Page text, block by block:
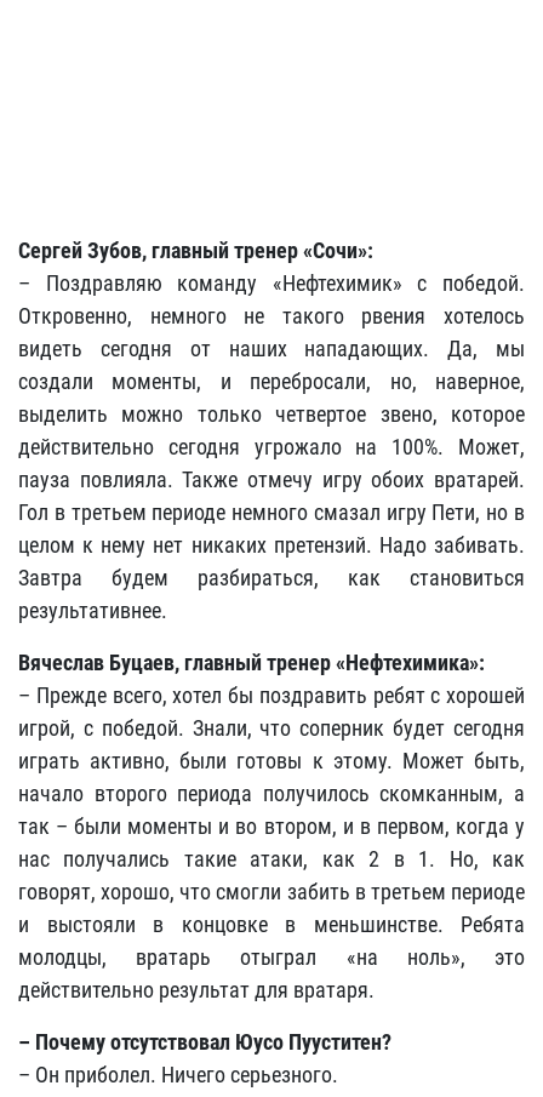
Сергей Зубов, главный тренер «Сочи»:
– Поздравляю команду «Нефтехимик» с победой.
Откровенно, немного не такого рвения хотелось
видеть сегодня от наших нападающих. Да, мы
создали моменты, и перебросали, но, наверное,
выделить можно только четвертое звено, которое
действительно сегодня угрожало на 100%. Может,
пауза повлияла. Также отмечу игру обоих вратарей.
Гол в третьем периоде немного смазал игру Пети, но в
целом к нему нет никаких претензий. Надо забивать.
Завтра будем разбираться, как становиться
результативнее.
Вячеслав Буцаев, главный тренер «Нефтехимика»:
– Прежде всего, хотел бы поздравить ребят с хорошей
игрой, с победой. Знали, что соперник будет сегодня
играть активно, были готовы к этому. Может быть,
начало второго периода получилось скомканным, а
так – были моменты и во втором, и в первом, когда у
нас получались такие атаки, как 2 в 1. Но, как
говорят, хорошо, что смогли забить в третьем периоде
и выстояли в концовке в меньшинстве. Ребята
молодцы, вратарь отыграл «на ноль», это
действительно результат для вратаря.
– Почему отсутствовал Юусо Пууститен?
– Он приболел. Ничего серьезного.